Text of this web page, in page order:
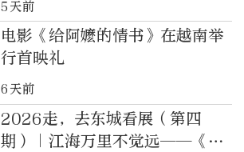
5天前
电影《给阿嬷的情书》在越南举
行首映礼
6天前
2026走，去东城看展（第四
期）｜江海万里不觉远——《给